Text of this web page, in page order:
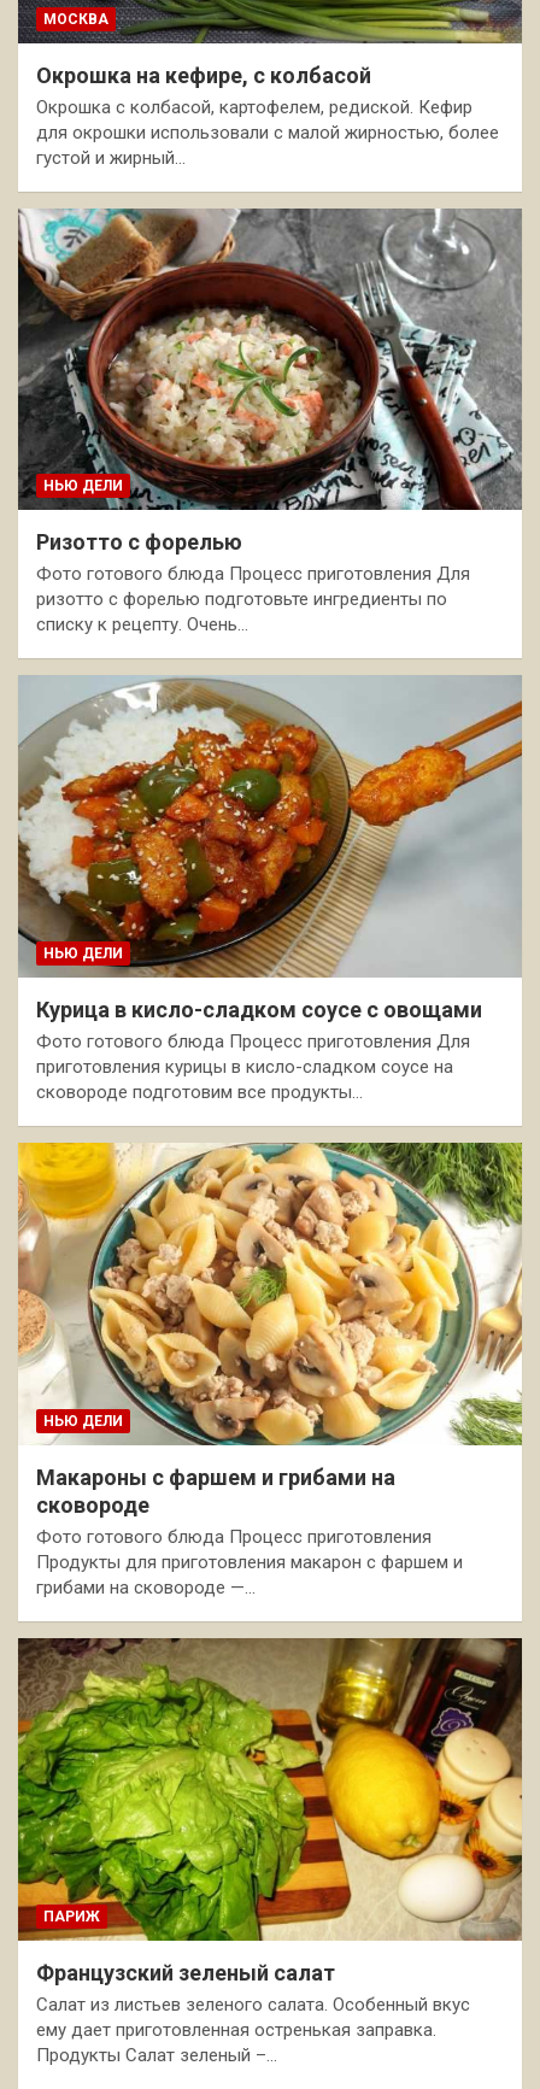
МОСКВА
Окрошка на кефире, с колбасой
Окрошка с колбасой, картофелем, редиской. Кефир
для окрошки использовали с малой жирностью, более
густой и жирный…
НЬЮ ДЕЛИ
Ризотто с форелью
Фото готового блюда Процесс приготовления Для
ризотто с форелью подготовьте ингредиенты по
списку к рецепту. Очень…
НЬЮ ДЕЛИ
Курица в кисло-сладком соусе с овощами
Фото готового блюда Процесс приготовления Для
приготовления курицы в кисло-сладком соусе на
сковороде подготовим все продукты…
НЬЮ ДЕЛИ
Макароны с фаршем и грибами на
сковороде
Фото готового блюда Процесс приготовления
Продукты для приготовления макарон с фаршем и
грибами на сковороде —…
ПАРИЖ
Французский зеленый салат
Салат из листьев зеленого салата. Особенный вкус
ему дает приготовленная остренькая заправка.
Продукты Салат зеленый –…